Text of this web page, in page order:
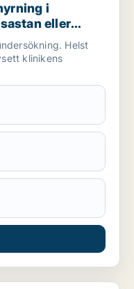
i
eller
Helst
klinikens